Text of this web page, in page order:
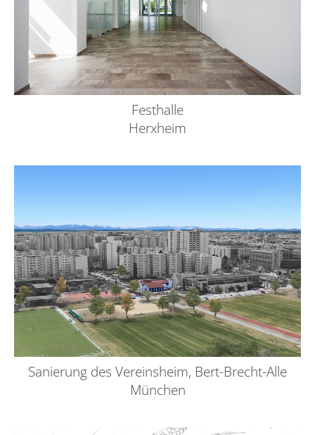
Festhalle
Herxheim
Sanierung des Vereinsheim, Bert-Brecht-Alle
München